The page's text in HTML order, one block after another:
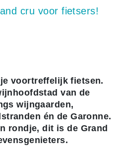
cru voor fietsers!
voortreffelijk fietsen.
van de
wijngaarden,
én de Garonne.
rondje, dit is de Grand